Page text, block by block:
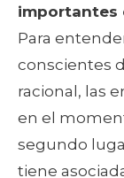
importantes
Para
conscientes
racional, las
en el
segundo
tiene